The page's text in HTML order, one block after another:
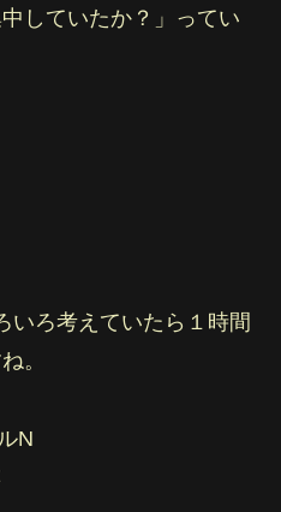
していたか？」ってい
いろ考えていたら１時間
。
N